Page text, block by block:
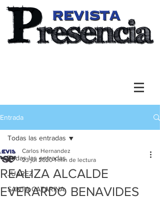
Entrada
Todas las entradas
JUAREZ
SANTA CATARINA
Todas las entradas
REALIZA ALCALDE
EVERARDO BENAVIDES
Carlos Hernandez
23 jul 2020 1 min de lectura